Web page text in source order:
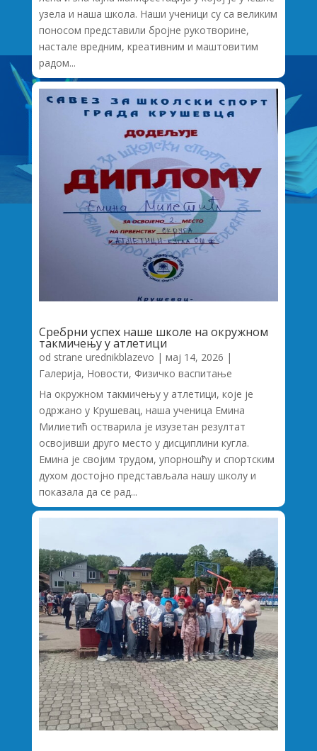
узела и наша школа. Наши ученици су са великим
поносом представили бројне рукотворине,
настале вредним, креативним и маштовитим
радом...
Сребрни успех наше школе на окружном
такмичењу у атлетици
od strane urednikblazevo | мај 14, 2026 |
Галерија, Новости, Физичко васпитање
На окружном такмичењу у атлетици, које је
одржано у Крушевац, наша ученица Емина
Милиетић остварила је изузетан резултат
освојивши друго место у дисциплини кугла.
Емина је својим трудом, упорношћу и спортским
духом достојно представљала нашу школу и
показала да се рад...